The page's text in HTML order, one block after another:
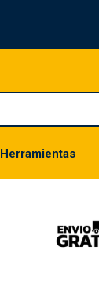
Herramientas